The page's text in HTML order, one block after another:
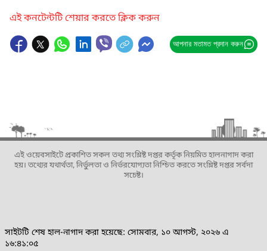
এই কনটেন্টটি শেয়ার করতে ক্লিক করুন
আপনার মতামত প্রদান করুন
এই ওয়েবসাইটে প্রকাশিত সকল তথ্য সংশ্লিষ্ট দপ্তর কর্তৃক নিয়মিত হালনাগাদ করা
হয়। তথ্যের যথার্থতা, নির্ভুলতা ও নির্ভরযোগ্যতা নিশ্চিত করতে সংশ্লিষ্ট দপ্তর সর্বদা
সচেষ্ট।
সাইটটি শেষ হাল-নাগাদ করা হয়েছে: সোমবার, ১০ আগস্ট, ২০২৬ এ
১৬:৪১:০৫